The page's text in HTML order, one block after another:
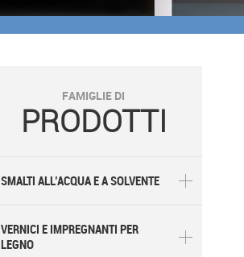
FAMIGLIE DI
PRODOTTI
SMALTI ALL’ACQUA E A SOLVENTE
VERNICI E IMPREGNANTI PER
LEGNO